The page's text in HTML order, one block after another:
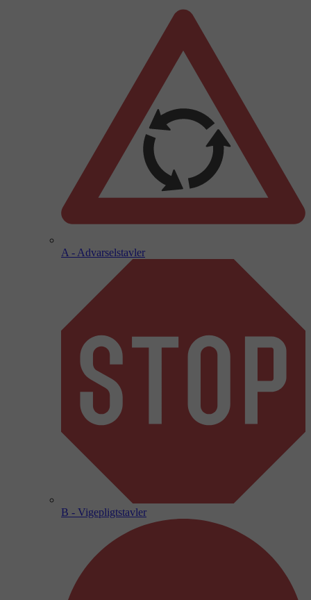
A - Advarselstavler
B - Vigepligtstavler